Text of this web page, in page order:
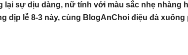
lại sự dịu dàng, nữ tính với màu sắc nhẹ nhàng
dịp lễ 8-3 này, cùng BlogAnChoi điệu đà xuống